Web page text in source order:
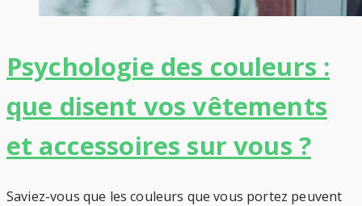
Psychologie des couleurs :
que disent vos vêtements
et accessoires sur vous ?
Saviez-vous que les couleurs que vous portez peuvent